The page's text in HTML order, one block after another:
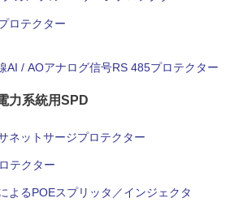
ロテクター
AI / AOアナログ信号RS 485プロテクター
力系統用SPD
ネットサージプロテクター
テクター
よるPOEスプリッタ／インジェクタ